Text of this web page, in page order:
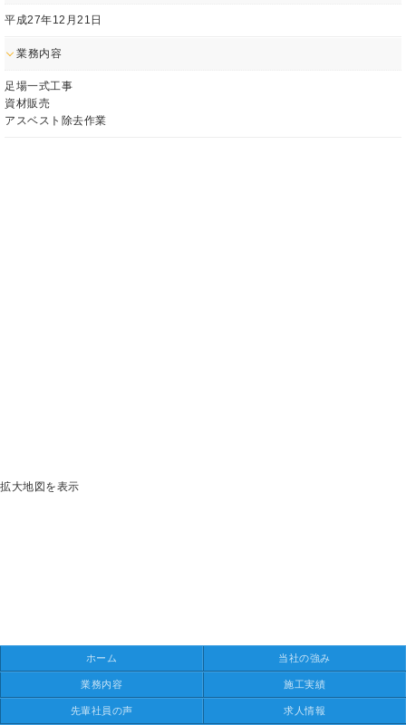
平成27年12月21日
業務内容
足場一式工事
資材販売
アスベスト除去作業
拡大地図を表示
ホーム 当社の強み
業務内容 施工実績
先輩社員の声 求人情報